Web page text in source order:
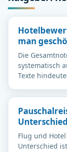
man
Die
systematisch
Texte
Flug und
Unterschied